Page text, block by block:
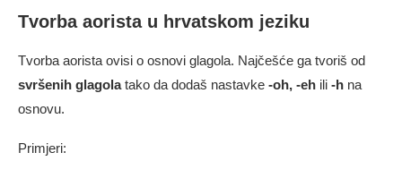
Tvorba aorista u hrvatskom jeziku
Tvorba aorista ovisi o osnovi glagola. Najčešće ga tvoriš od
svršenih glagolatako da dodaš nastavke -oh, -eh ili -h na
osnovu.
Primjeri: